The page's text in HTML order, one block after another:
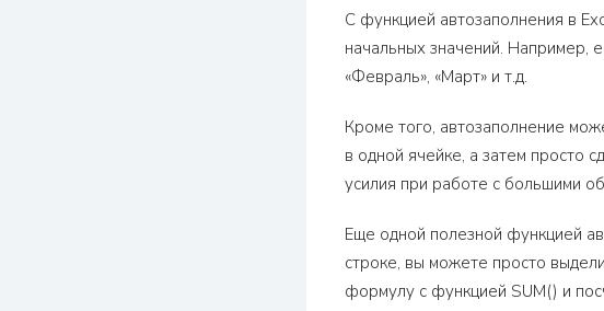
С функцией автозаполнения в
начальных значений. Например,
«Февраль», «Март» и т.д.
Кроме того, автозаполнение
в одной ячейке, а затем просто
усилия при работе с большими
Еще одной полезной функцией
строке, вы можете просто
формулу с функцией SUM() и